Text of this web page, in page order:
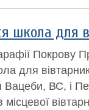
школа для
Покрову
для
Вацеби, ВС, і
місцевої